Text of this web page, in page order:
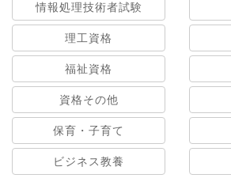
情報処理技術者試験
理工資格
福祉資格
資格その他
保育・子育て
ビジネス教養